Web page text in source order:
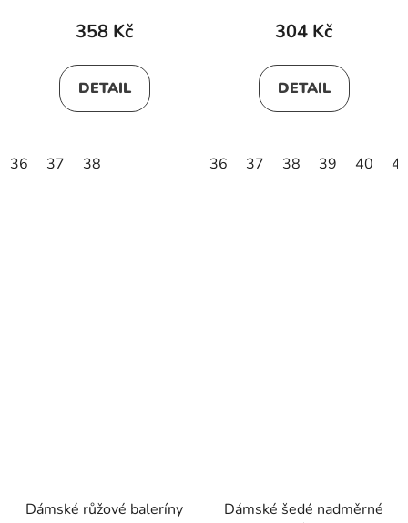
358 Kč
DETAIL
36 37 38
304 Kč
DETAIL
36 37 38 39 40
Dámské růžové baleríny
Dámské šedé nadměrné